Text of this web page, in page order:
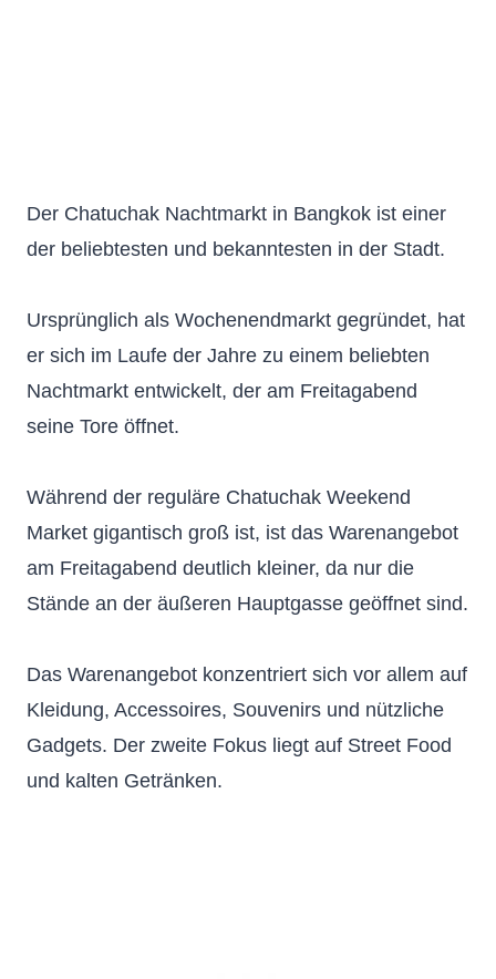
Der Chatuchak Nachtmarkt in Bangkok ist einer
der beliebtesten und bekanntesten in der Stadt.
Ursprünglich als Wochenendmarkt gegründet, hat
er sich im Laufe der Jahre zu einem beliebten
Nachtmarkt entwickelt, der am Freitagabend
seine Tore öffnet.
Während der reguläre Chatuchak Weekend
Market gigantisch groß ist, ist das Warenangebot
am Freitagabend deutlich kleiner, da nur die
Stände an der äußeren Hauptgasse geöffnet sind.
Das Warenangebot konzentriert sich vor allem auf
Kleidung, Accessoires, Souvenirs und nützliche
Gadgets. Der zweite Fokus liegt auf Street Food
und kalten Getränken.